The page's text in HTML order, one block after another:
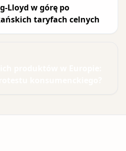
Lloyd w górę po
taryfach celnych